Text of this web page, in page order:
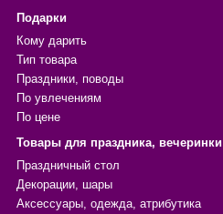
Подарки
Кому дарить
Тип товара
Праздники, поводы
По увлечениям
По цене
Товары для праздника, вечеринки
Праздничный стол
Декорации, шары
Аксессуары, одежда, атрибутика